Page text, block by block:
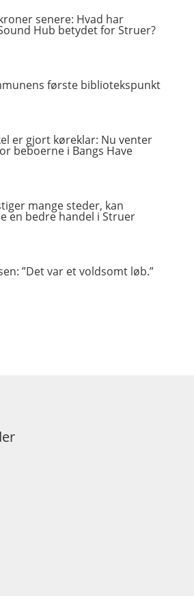
senere: Hvad har
Hub betydet for Struer?
første bibliotekspunkt
er gjort køreklar: Nu venter
beboerne i Bangs Have
mange steder, kan
en bedre handel i Struer
”Det var et voldsomt løb.”